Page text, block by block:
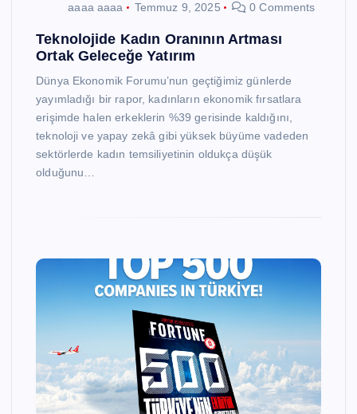
aaaa aaaa Temmuz 9, 2025 0 Comments
Teknolojide Kadın Oranının Artması
Ortak Geleceğe Yatırım
Dünya Ekonomik Forumu’nun geçtiğimiz günlerde
yayımladığı bir rapor, kadınların ekonomik fırsatlara
erişimde halen erkeklerin %39 gerisinde kaldığını,
teknoloji ve yapay zekâ gibi yüksek büyüme vadeden
sektörlerde kadın temsiliyetinin oldukça düşük
olduğunu…